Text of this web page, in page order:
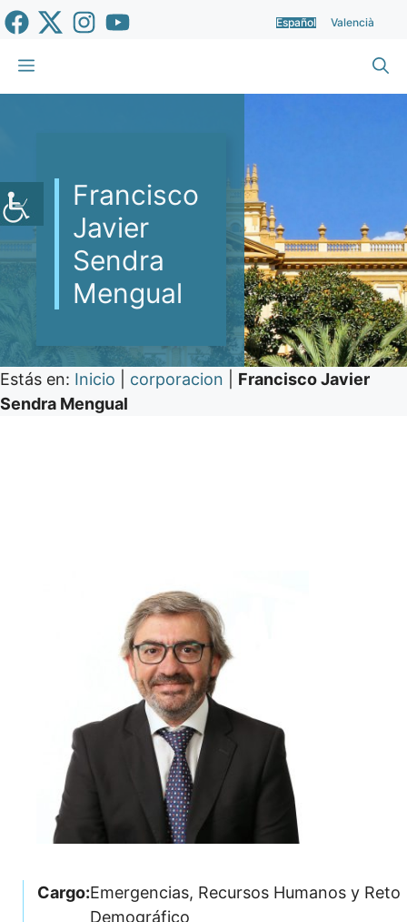
Saltar
al
contenido
Español Valencià
Menú
Francisco
Javier
Sendra
Mengual
Estás en: Inicio corporacion
Francisco Javier
Sendra Mengual
Cargo:Emergencias, Recursos Humanos y Reto
Demográfico